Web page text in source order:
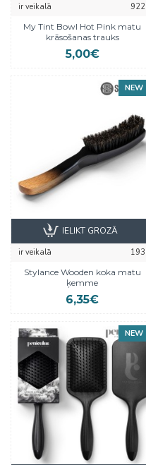
ir veikalā
My Tint Bowl Hot Pink matu
krāsošanas trauks
5,00€
NEW
ir veikalā
Stylance Wooden koka matu
ķemme
6,35€
IELIKT GROZĀ
NEW